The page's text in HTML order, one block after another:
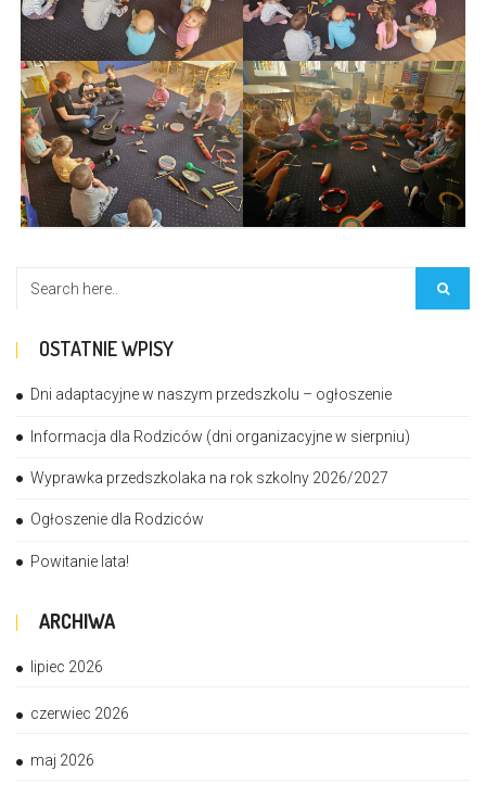
OSTATNIE WPISY
Dni adaptacyjne w naszym przedszkolu – ogłoszenie
Informacja dla Rodziców (dni organizacyjne w sierpniu)
Wyprawka przedszkolaka na rok szkolny 2026/2027
Ogłoszenie dla Rodziców
Powitanie lata!
ARCHIWA
lipiec 2026
czerwiec 2026
maj 2026